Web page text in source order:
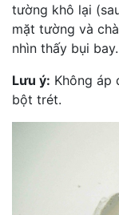
tường khô lại
mặt tường và
nhìn thấy bụi bay.
Lưu ý: Không áp
bột trét.